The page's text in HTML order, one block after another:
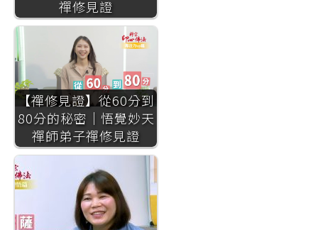
禪修見證
【禪修見證】從60分到
80分的秘密｜悟覺妙天
禪師弟子禪修見證